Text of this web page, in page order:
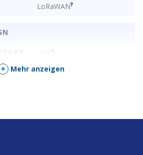
LoRaWAN?
?
+ Mehr anzeigen